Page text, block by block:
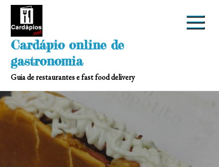
Skip
Cardápio online de
gastronomia
Guia de restaurantes e fast food delivery